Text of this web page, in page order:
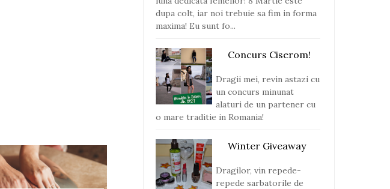
dupa colt, iar noi trebuie sa fim in forma
maxima! Eu sunt fo...
Concurs Ciserom!
Dragii mei, revin astazi cu
un concurs minunat
alaturi de un partener cu
o mare traditie in Romania!
Winter Giveaway
Dragilor, vin repede-
repede sarbatorile de